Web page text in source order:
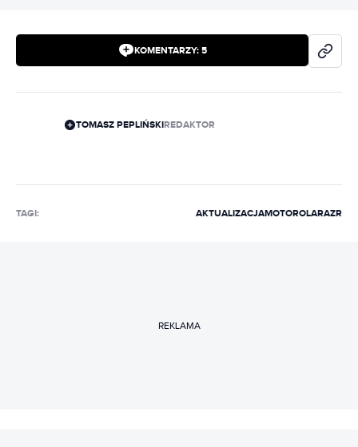
KOMENTARZY: 5
TOMASZ PEPLIŃSKIREDAKTOR
TAGI: AKTUALIZACJAMOTOROLARAZR
REKLAMA